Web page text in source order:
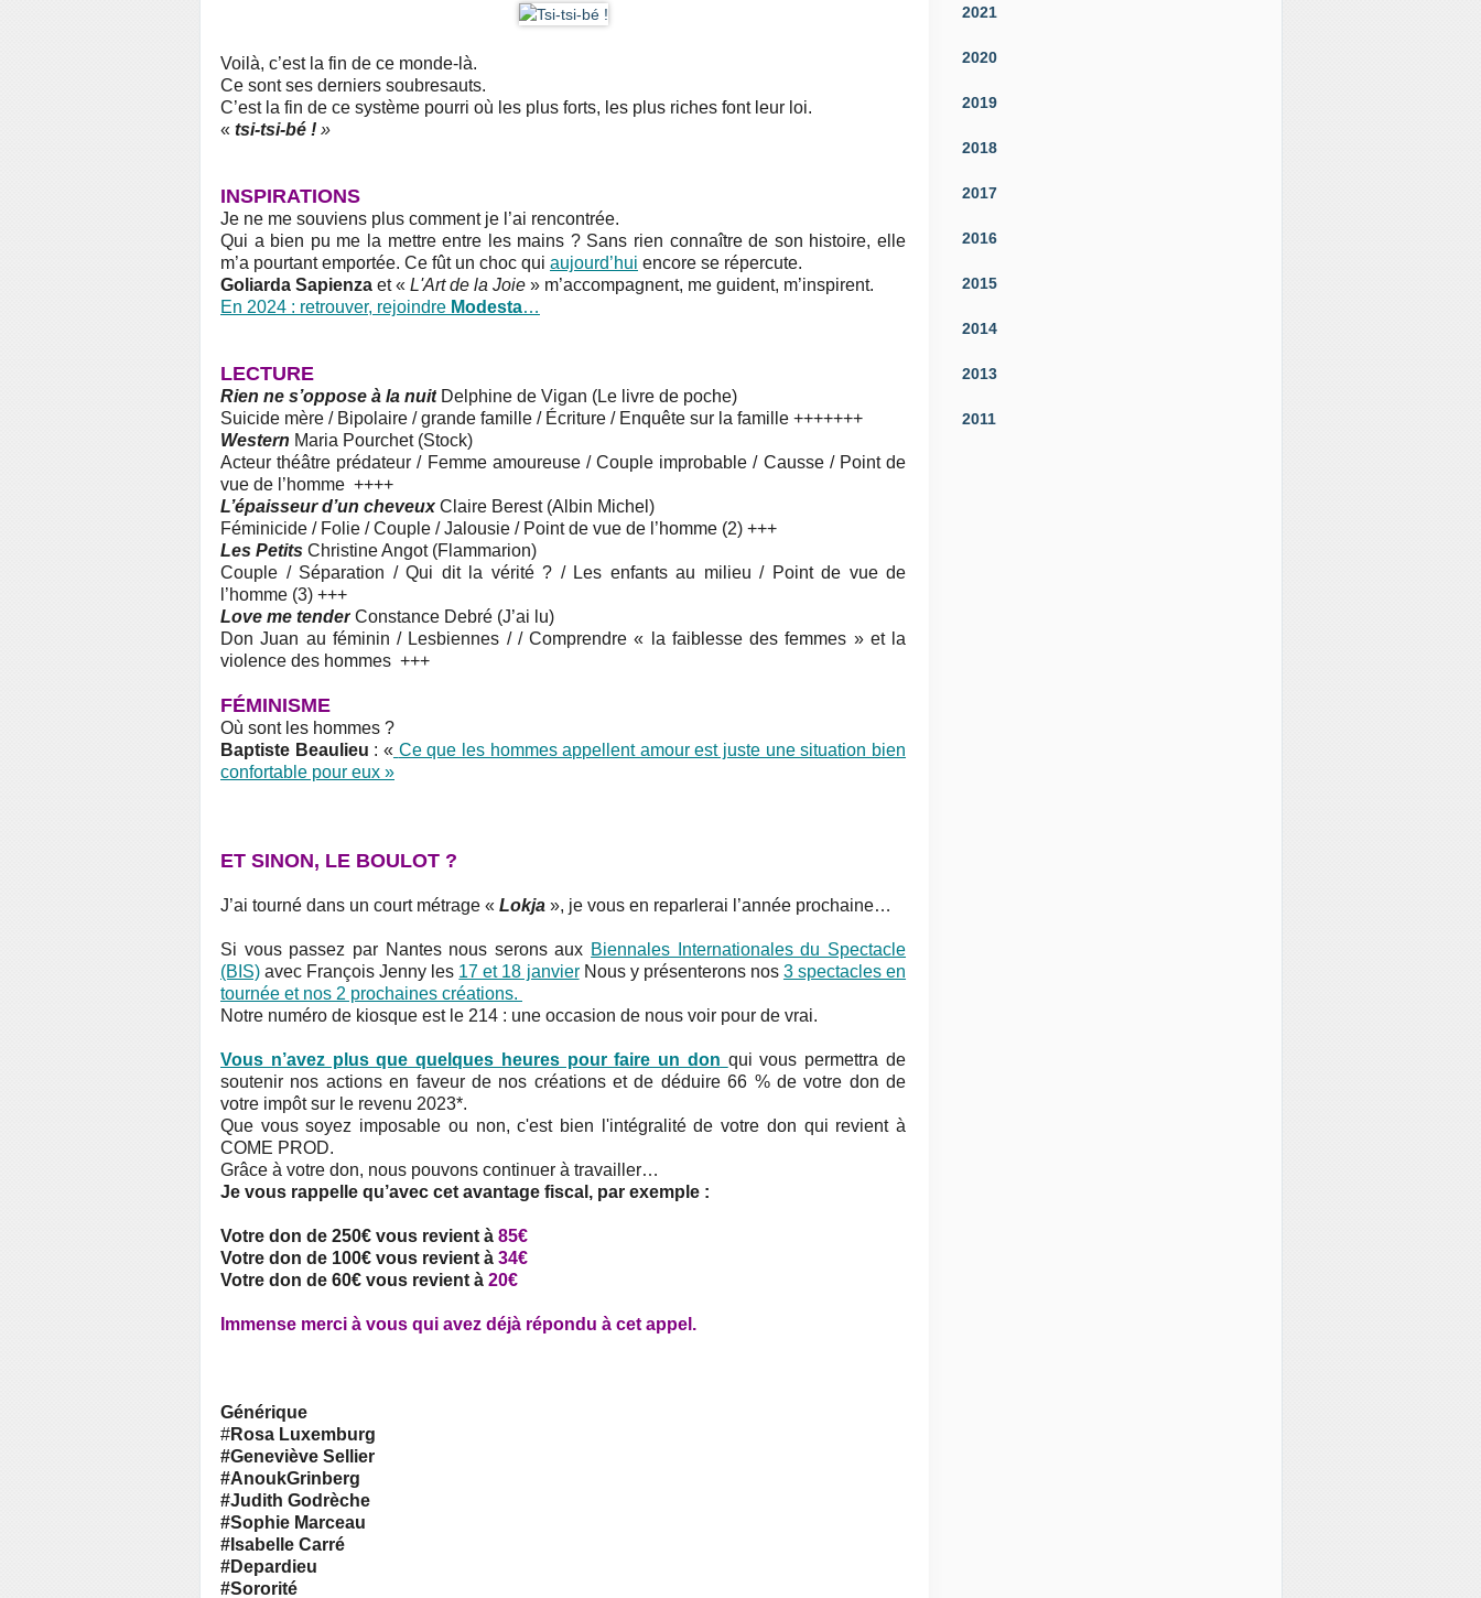
Voilà, c’est la fin de ce monde-là.
Ce sont ses derniers soubresauts.
C’est la fin de ce système pourri où les plus forts, les plus riches font leur loi.
« tsi-tsi-bé ! »
INSPIRATIONS
Je ne me souviens plus comment je l’ai rencontrée.
Qui a bien pu me la mettre entre les mains ? Sans rien connaître de son histoire, elle
m’a pourtant emportée. Ce fût un choc qui aujourd’hui encore se répercute.
Goliarda Sapienza et « L'Art de la Joie » m’accompagnent, me guident, m’inspirent.
En 2024 : retrouver, rejoindre Modesta…
LECTURE
Rien ne s’oppose à la nuit Delphine de Vigan (Le livre de poche)
Suicide mère / Bipolaire / grande famille / Écriture / Enquête sur la famille +++++++
Western Maria Pourchet (Stock)
Acteur théâtre prédateur / Femme amoureuse / Couple improbable / Causse / Point de
vue de l’homme ++++
L’épaisseur d’un cheveux Claire Berest (Albin Michel)
Féminicide / Folie / Couple / Jalousie / Point de vue de l’homme (2) +++
Les Petits Christine Angot (Flammarion)
Couple / Séparation / Qui dit la vérité ? / Les enfants au milieu / Point de vue de
l’homme (3) +++
Love me tender Constance Debré (J’ai lu)
Don Juan au féminin / Lesbiennes / / Comprendre « la faiblesse des femmes » et la
violence des hommes +++
FÉMINISME
Où sont les hommes ?
Baptiste Beaulieu : « Ce que les hommes appellent amour est juste une situation bien
confortable pour eux »
ET SINON, LE BOULOT ?
J’ai tourné dans un court métrage « Lokja », je vous en reparlerai l’année prochaine…
Si vous passez par Nantes nous serons aux Biennales Internationales du Spectacle
(BIS) avec François Jenny les 17 et 18 janvier Nous y présenterons nos 3 spectacles en
tournée et nos 2 prochaines créations.
Notre numéro de kiosque est le 214 : une occasion de nous voir pour de vrai.
Vous n’avez plus que quelques heures pour faire un don qui vous permettra de
soutenir nos actions en faveur de nos créations et de déduire 66 % de votre don de
votre impôt sur le revenu 2023*.
Que vous soyez imposable ou non, c'est bien l'intégralité de votre don qui revient à
COME PROD.
Grâce à votre don, nous pouvons continuer à travailler…
Je vous rappelle qu’avec cet avantage fiscal, par exemple :
Votre don de 250€ vous revient à 85€
Votre don de 100€ vous revient à 34€
Votre don de 60€ vous revient à 20€
Immense merci à vous qui avez déjà répondu à cet appel.
Générique
#Rosa Luxemburg
#Geneviève Sellier
#AnoukGrinberg
#Judith Godrèche
#Sophie Marceau
#Isabelle Carré
#Depardieu
#Sororité
2021
2020
2019
2018
2017
2016
2015
2014
2013
2011